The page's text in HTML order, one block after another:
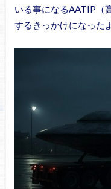
いる事になるAATIP（
するきっかけになった